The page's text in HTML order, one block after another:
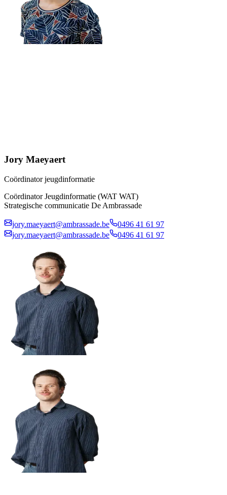
Jory Maeyaert
Coördinator jeugdinformatie
Coördinator Jeugdinformatie (WAT WAT)
Strategische communicatie De Ambrassade
jory.maeyaert@ambrassade.be
0496 41 61 97
jory.maeyaert@ambrassade.be
0496 41 61 97